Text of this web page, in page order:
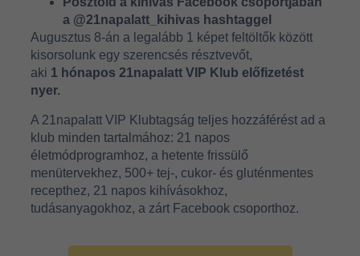
a @21napalatt_kihivas hashtaggel
Augusztus 8-án a legalább 1 képet feltöltők között
kisorsolunk egy szerencsés résztvevőt,
aki 1 hónapos 21napalatt VIP Klub előfizetést
nyer.
A 21napalatt VIP Klubtagság teljes hozzáférést ad a
klub minden tartalmához: 21 napos
életmódprogramhoz, a hetente frissülő
menütervekhez, 500+ tej-, cukor- és gluténmentes
recepthez, 21 napos kihívásokhoz,
tudásanyagokhoz, a zárt Facebook csoporthoz.